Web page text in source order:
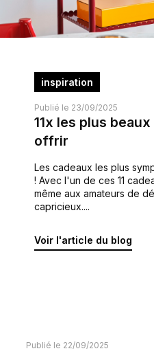
inspiration
Publié le 23/09/2025
11x les plus
offrir
Les cadeaux les plus
! Avec l'un de ces 11
même aux amateurs de
capricieux....
Voir l'article du blog
Publié le 22/09/2025